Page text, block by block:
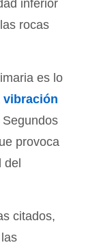
inferior
rocas
es lo
vibración
provoca
citados,